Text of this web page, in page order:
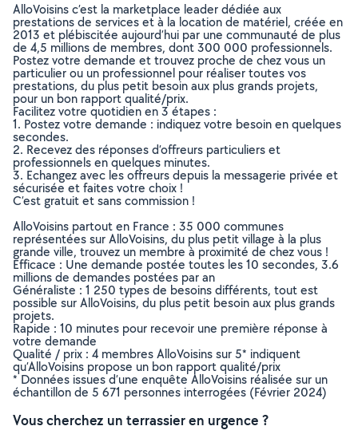
AlloVoisins c’est la marketplace leader dédiée aux
prestations de services et à la location de matériel, créée en
2013 et plébiscitée aujourd’hui par une communauté de plus
de 4,5 millions de membres, dont 300 000 professionnels.
Postez votre demande et trouvez proche de chez vous un
particulier ou un professionnel pour réaliser toutes vos
prestations, du plus petit besoin aux plus grands projets,
pour un bon rapport qualité/prix.
Facilitez votre quotidien en 3 étapes :
1. Postez votre demande : indiquez votre besoin en quelques
secondes.
2. Recevez des réponses d’offreurs particuliers et
professionnels en quelques minutes.
3. Echangez avec les offreurs depuis la messagerie privée et
sécurisée et faites votre choix !
C’est gratuit et sans commission !
AlloVoisins partout en France : 35 000 communes
représentées sur AlloVoisins, du plus petit village à la plus
grande ville, trouvez un membre à proximité de chez vous !
Efficace : Une demande postée toutes les 10 secondes, 3.6
millions de demandes postées par an
Généraliste : 1 250 types de besoins différents, tout est
possible sur AlloVoisins, du plus petit besoin aux plus grands
projets.
Rapide : 10 minutes pour recevoir une première réponse à
votre demande
Qualité / prix : 4 membres AlloVoisins sur 5* indiquent
qu’AlloVoisins propose un bon rapport qualité/prix
* Données issues d’une enquête AlloVoisins réalisée sur un
échantillon de 5 671 personnes interrogées (Février 2024)
Vous cherchez un terrassier en urgence ?